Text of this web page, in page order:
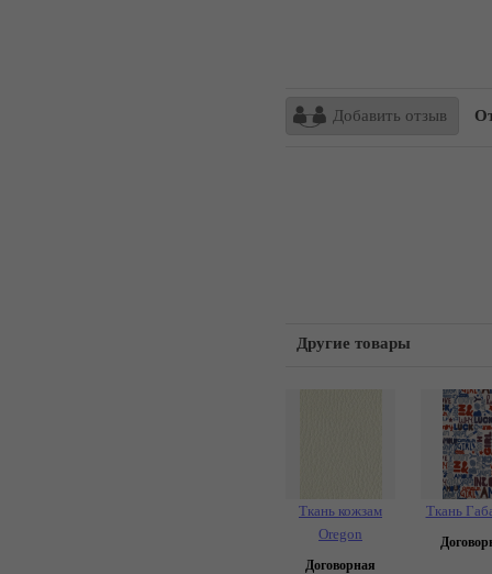
Добавить отзыв
Другие товары
Ткань кожзам
Oregon
Договорная
Ткань